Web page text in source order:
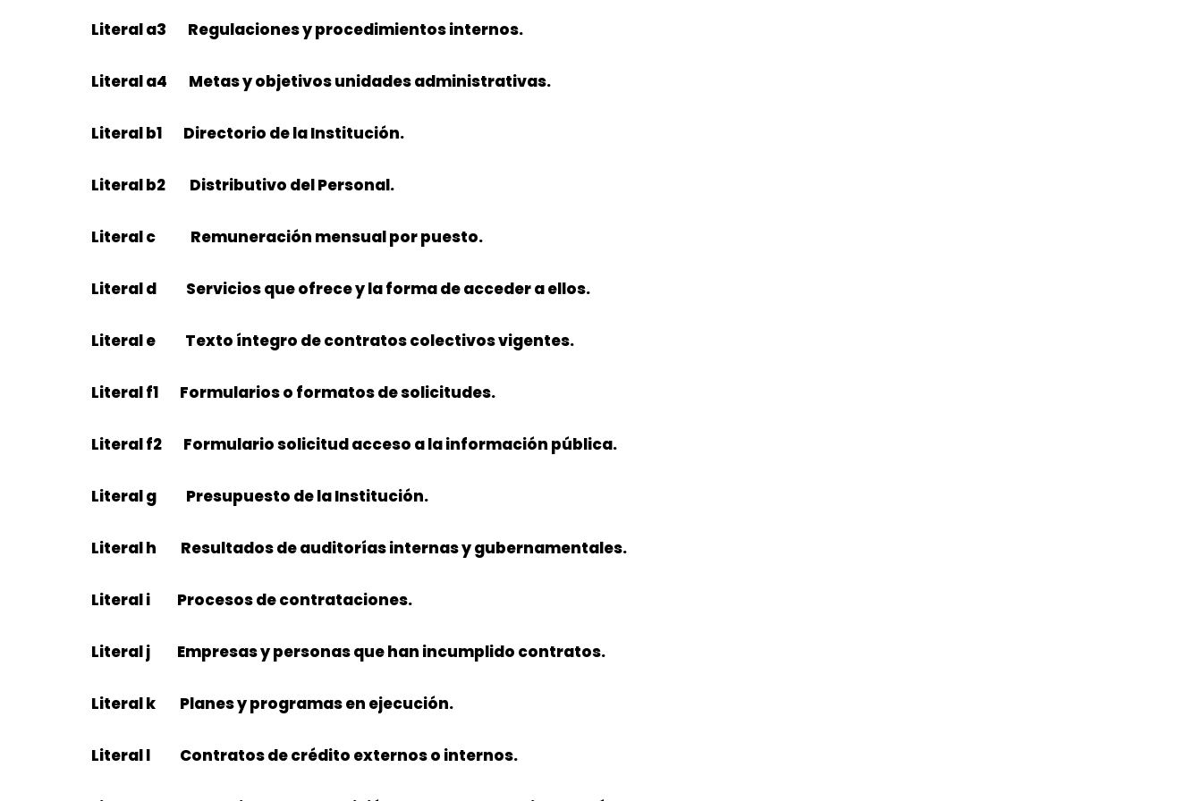
Literal a3 Regulaciones y procedimientos internos.
Literal a4 Metas y objetivos unidades administrativas.
Literal b1 Directorio de la Institución.
Literal b2 Distributivo del Personal.
Literal c Remuneración mensual por puesto.
Literal d Servicios que ofrece y la forma de acceder a ellos.
Literal e Texto íntegro de contratos colectivos vigentes.
Literal f1 Formularios o formatos de solicitudes.
Literal f2 Formulario solicitud acceso a la información pública.
Literal g Presupuesto de la Institución.
Literal h Resultados de auditorías internas y gubernamentales.
Literal i Procesos de contrataciones.
Literal j Empresas y personas que han incumplido contratos.
Literal k Planes y programas en ejecución.
Literal l Contratos de crédito externos o internos.